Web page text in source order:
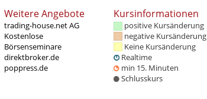
Weitere Angebote
trading-house.net AG
Kostenlose
Börsenseminare
direktbroker.de
poppress.de
Kursinformationen
positive Kursänderung
negative Kursänderung
Keine Kursänderung
Realtime
min 15. Minuten
Schlusskurs